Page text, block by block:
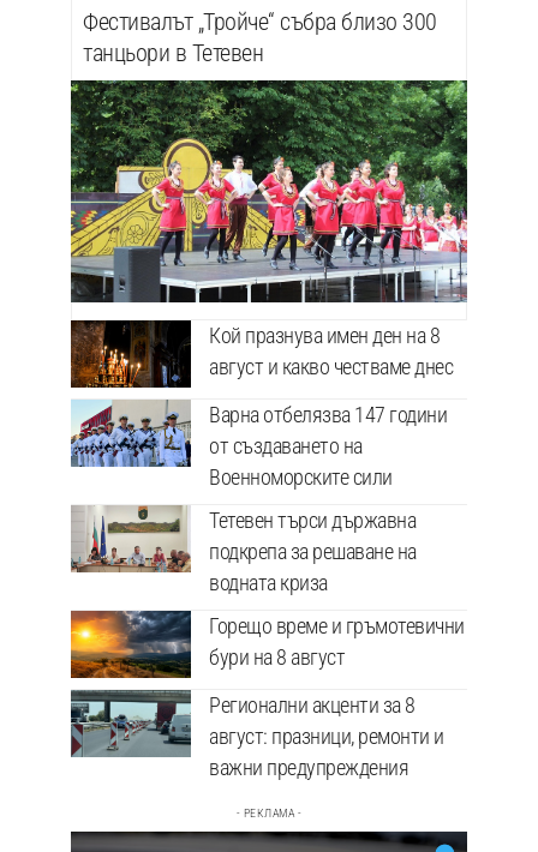
Фестивалът „Тройче“ събра близо 300
танцьори в Тетевен
Кой празнува имен ден на 8
август и какво честваме днес
Варна отбелязва 147 години
от създаването на
Военноморските сили
Тетевен търси държавна
подкрепа за решаване на
водната криза
Горещо време и гръмотевични
бури на 8 август
Регионални акценти за 8
август: празници, ремонти и
важни предупреждения
- РЕКЛАМА -